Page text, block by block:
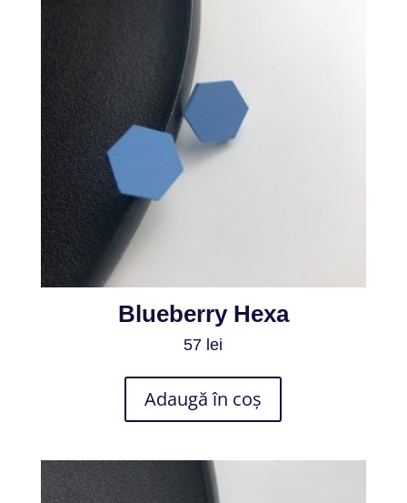
Blueberry Hexa
57 lei
Adaugă în coș